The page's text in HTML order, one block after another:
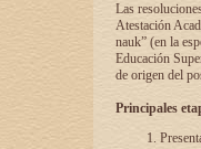
Las
Atestación
nauk” (en la
Educación
de origen del
Principales